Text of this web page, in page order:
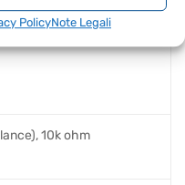
PolicyNote Legali
10k ohm